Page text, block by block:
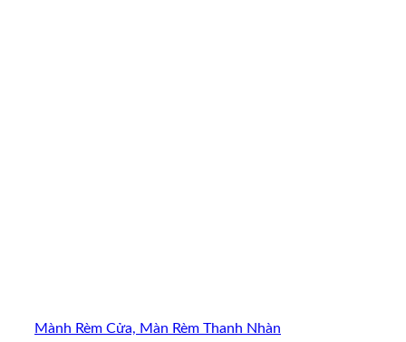
Mành Rèm Cửa, Màn Rèm Thanh Nhàn